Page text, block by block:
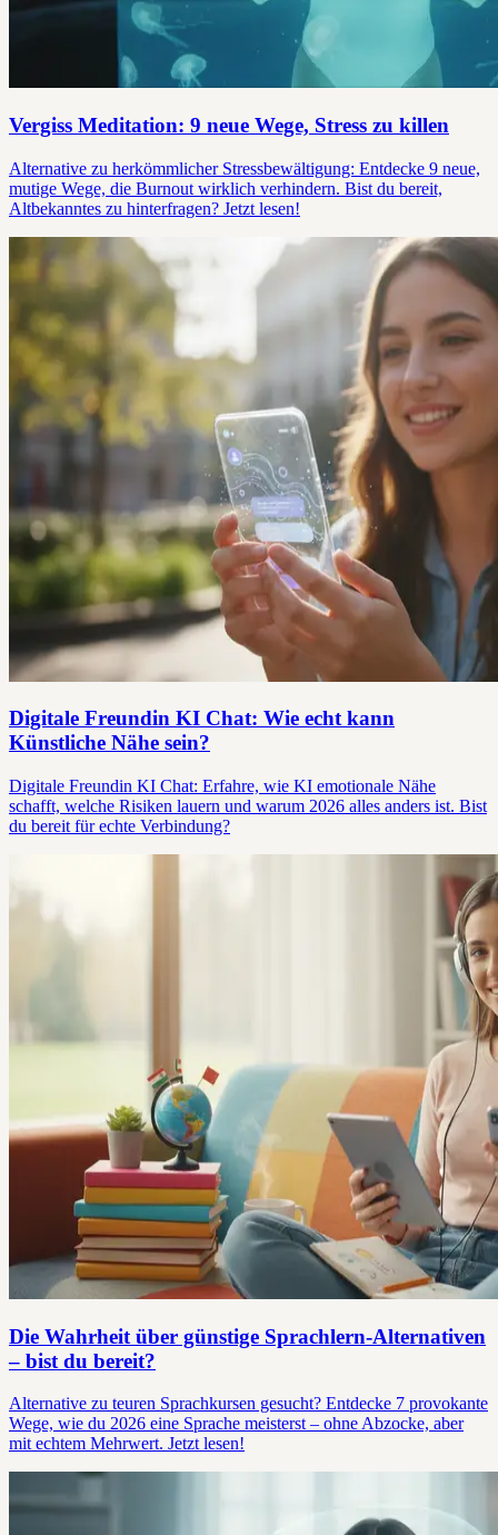
Vergiss Meditation: 9 neue Wege, Stress zu killen
Alternative zu herkömmlicher Stressbewältigung: Entdecke 9 neue,
mutige Wege, die Burnout wirklich verhindern. Bist du bereit,
Altbekanntes zu hinterfragen? Jetzt lesen!
Digitale Freundin KI Chat: Wie echt kann
Künstliche Nähe sein?
Digitale Freundin KI Chat: Erfahre, wie KI emotionale Nähe
schafft, welche Risiken lauern und warum 2026 alles anders ist. Bist
du bereit für echte Verbindung?
Die Wahrheit über günstige Sprachlern-Alternativen
– bist du bereit?
Alternative zu teuren Sprachkursen gesucht? Entdecke 7 provokante
Wege, wie du 2026 eine Sprache meisterst – ohne Abzocke, aber
mit echtem Mehrwert. Jetzt lesen!